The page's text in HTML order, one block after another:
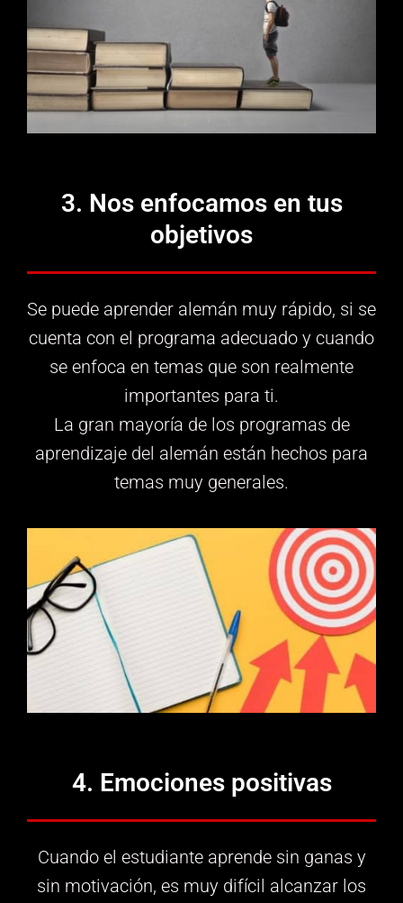
3. Nos enfocamos en tus
objetivos
Se puede aprender alemán muy rápido, si se
cuenta con el programa adecuado y cuando
se enfoca en temas que son realmente
importantes para ti.
La gran mayoría de los programas de
aprendizaje del alemán están hechos para
temas muy generales.
4. Emociones positivas
Cuando el estudiante aprende sin ganas y
sin motivación, es muy difícil alcanzar los